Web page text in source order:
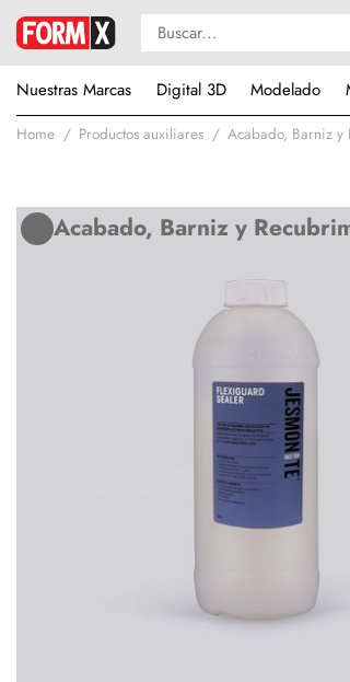
Nuestras Marcas
Digital 3D Modelado
Home Productos auxiliares Acabado, Barniz y
Acabado, Barniz y